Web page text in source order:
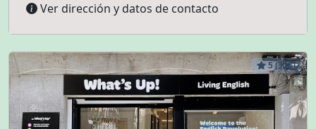
Ver dirección y datos de contacto
5 (318)